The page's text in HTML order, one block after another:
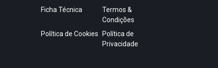
Ficha Técnica
Termos &
Condições
Política de Cookies
Política de
Privacidade